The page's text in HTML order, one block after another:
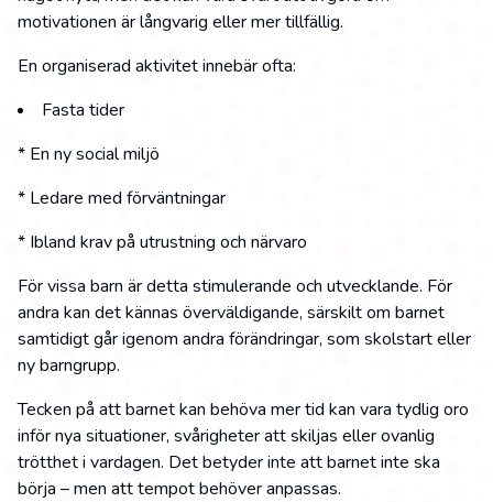
motivationen är långvarig eller mer tillfällig.
En organiserad aktivitet innebär ofta:
Fasta tider
* En ny social miljö
* Ledare med förväntningar
* Ibland krav på utrustning och närvaro
För vissa barn är detta stimulerande och utvecklande. För
andra kan det kännas överväldigande, särskilt om barnet
samtidigt går igenom andra förändringar, som skolstart eller
ny barngrupp.
Tecken på att barnet kan behöva mer tid kan vara tydlig oro
inför nya situationer, svårigheter att skiljas eller ovanlig
trötthet i vardagen. Det betyder inte att barnet inte ska
börja – men att tempot behöver anpassas.